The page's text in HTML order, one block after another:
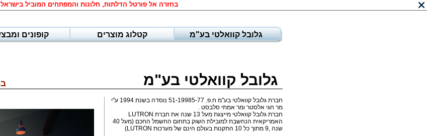
בחזרה אל פורטל הדלתות, חלונות והמפתחים המוביל בישראל